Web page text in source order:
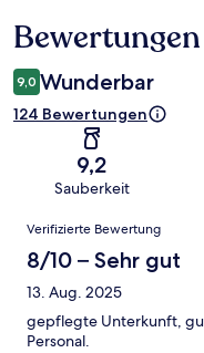
Bewertungen
9,0 Wunderbar
124 Bewertungen
9,2
Sauberkeit
Bewertungen
Verifizierte Bewertung
8/10 – Sehr gut
13. Aug. 2025
gepflegte Unterkunft,
Personal.